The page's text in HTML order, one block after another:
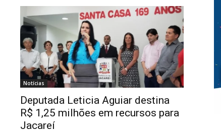
Notícias
Deputada Leticia Aguiar destina
R$ 1,25 milhões em recursos para
Jacareí